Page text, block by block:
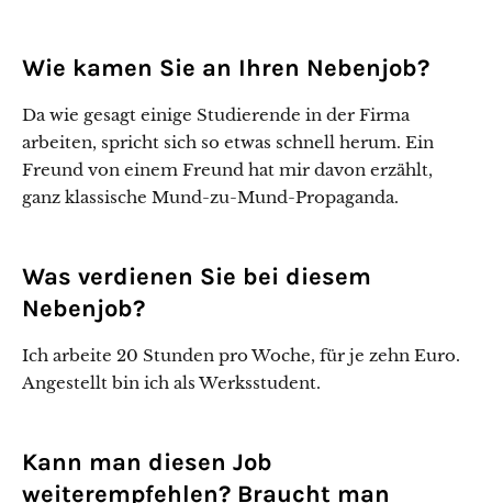
Wie kamen Sie an Ihren Nebenjob?
Da wie gesagt einige Studierende in der Firma
arbeiten, spricht sich so etwas schnell herum. Ein
Freund von einem Freund hat mir davon erzählt,
ganz klassische Mund-zu-Mund-Propaganda.
Was verdienen Sie bei diesem
Nebenjob?
Ich arbeite 20 Stunden pro Woche, für je zehn Euro.
Angestellt bin ich als Werksstudent.
Kann man diesen Job
weiterempfehlen? Braucht man